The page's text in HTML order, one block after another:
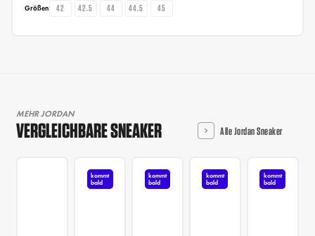
Größen 42 42.5 44 44.5 45
MEHR JORDAN
VERGLEICHBARE SNEAKER Alle Jordan Sneaker
kommt
bald
kommt
bald
kommt
bald
kommt
bald